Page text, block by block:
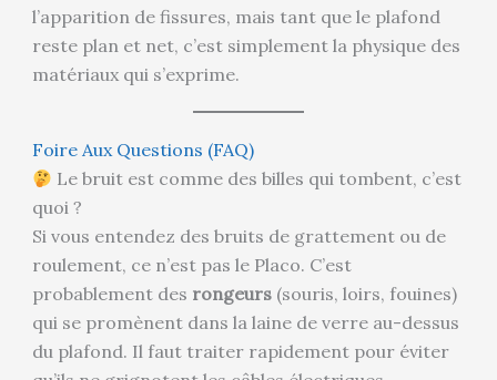
l’apparition de fissures, mais tant que le plafond
reste plan et net, c’est simplement la physique des
matériaux qui s’exprime.
Foire Aux Questions (FAQ)
Le bruit est comme des billes qui tombent, c’est
quoi ?
Si vous entendez des bruits de grattement ou de
roulement, ce n’est pas le Placo. C’est
probablement des rongeurs(souris, loirs, fouines)
qui se promènent dans la laine de verre au-dessus
du plafond. Il faut traiter rapidement pour éviter